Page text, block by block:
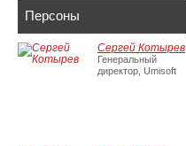
Персоны
Сергей Котырев
Генеральный
директор, Umisoft